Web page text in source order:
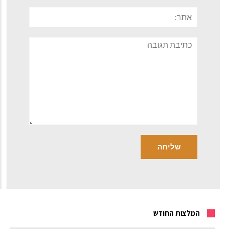
תגובה
המלצות החודש